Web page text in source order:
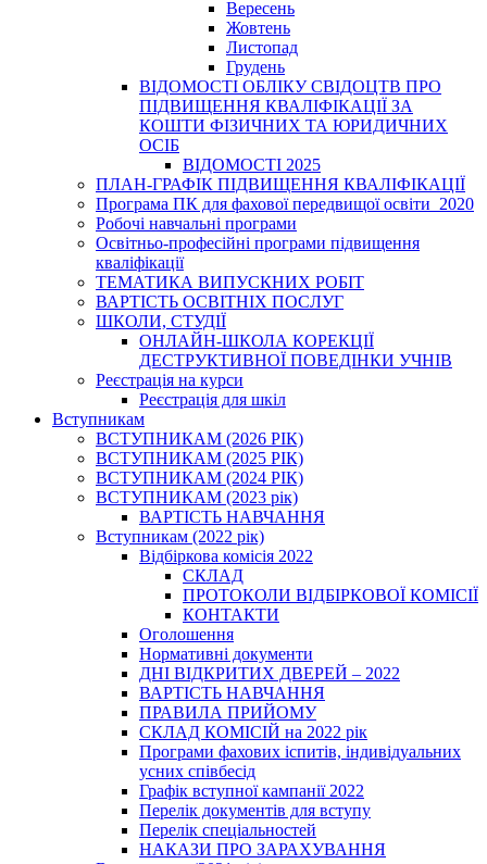
Вересень
Жовтень
Листопад
Грудень
ВІДОМОСТІ ОБЛІКУ СВІДОЦТВ ПРО
ПІДВИЩЕННЯ КВАЛІФІКАЦІЇ ЗА
КОШТИ ФІЗИЧНИХ ТА ЮРИДИЧНИХ
ОСІБ
ВІДОМОСТІ 2025
ПЛАН-ГРАФІК ПІДВИЩЕННЯ КВАЛІФІКАЦІЇ
Програма ПК для фахової передвищої освіти_2020
Робочі навчальні програми
Освітньо-професійні програми підвищення
кваліфікації
ТЕМАТИКА ВИПУСКНИХ РОБІТ
ВАРТІСТЬ ОСВІТНІХ ПОСЛУГ
ШКОЛИ, СТУДІЇ
ОНЛАЙН-ШКОЛА КОРЕКЦІЇ
ДЕСТРУКТИВНОЇ ПОВЕДІНКИ УЧНІВ
Реєстрація на курси
Реєстрація для шкіл
Вступникам
ВСТУПНИКАМ (2026 РІК)
ВСТУПНИКАМ (2025 РІК)
ВСТУПНИКАМ (2024 РІК)
ВСТУПНИКАМ (2023 рік)
ВАРТІСТЬ НАВЧАННЯ
Вступникам (2022 рік)
Відбіркова комісія 2022
СКЛАД
ПРОТОКОЛИ ВІДБІРКОВОЇ КОМІСІЇ
КОНТАКТИ
Оголошення
Нормативні документи
ДНІ ВІДКРИТИХ ДВЕРЕЙ – 2022
ВАРТІСТЬ НАВЧАННЯ
ПРАВИЛА ПРИЙОМУ
СКЛАД КОМІСІЙ на 2022 рік
Програми фахових іспитів, індивідуальних
усних співбесід
Графік вступної кампанії 2022
Перелік документів для вступу
Перелік спеціальностей
НАКАЗИ ПРО ЗАРАХУВАННЯ